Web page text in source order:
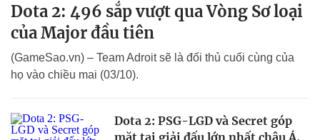
Dota 2: 496 sắp vượt qua Vòng Sơ loại
của Major đầu tiên
(GameSao.vn) – Team Adroit sẽ là đối thủ cuối cùng của
họ vào chiều mai (03/10).
Dota 2: PSG-LGD và Secret góp
mặt tại giải đấu lớn nhất châu Á,